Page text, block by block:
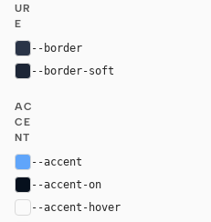
UR
E
--border
--border-soft
AC
CE
NT
--accent
--accent-on
--accent-hover